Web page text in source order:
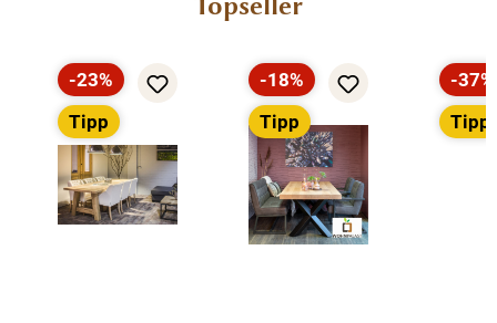
Topseller
Rabatt
-23%
Tipp
Rabatt
-18%
Tipp
-37%
Tipp